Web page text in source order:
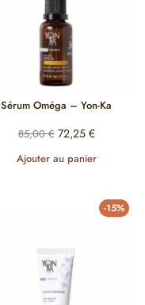
Sérum Oméga – Yon-Ka
85,00€ 72,25 €
Ajouter au panier
-15%